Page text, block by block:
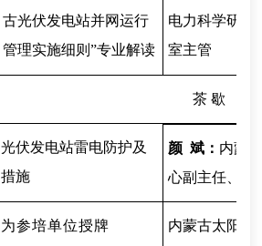
古光伏发电站并网运行
管理实施细则”专业解读
电力科学研究
室主管
茶 歇
光伏发电站雷电防护及
措施
颜 斌： 内蒙
心副主任、高
为参培单位授牌 内蒙古太阳能